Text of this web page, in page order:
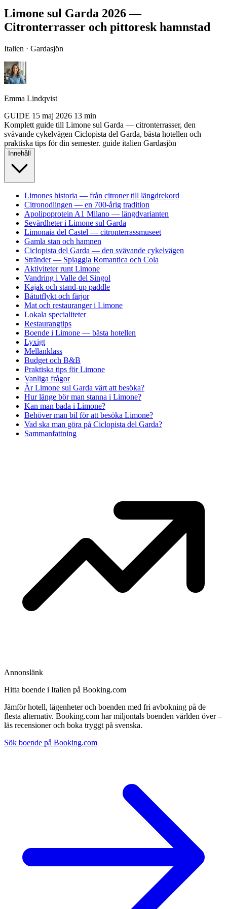
Limone sul Garda 2026 —
Citronterrasser och pittoresk hamnstad
Italien · Gardasjön
Emma Lindqvist
GUIDE 15 maj 2026 13 min
Komplett guide till Limone sul Garda — citronterrasser, den
svävande cykelvägen Ciclopista del Garda, bästa hotellen och
praktiska tips för din semester. guide italien Gardasjön
Innehåll
Limones historia — från citroner till längdrekord
Citronodlingen — en 700-årig tradition
Apolipoprotein A1 Milano — längdvarianten
Sevärdheter i Limone sul Garda
Limonaia del Castel — citronterrassmuseet
Gamla stan och hamnen
Ciclopista del Garda — den svävande cykelvägen
Stränder — Spiaggia Romantica och Cola
Aktiviteter runt Limone
Vandring i Valle del Singol
Kajak och stand-up paddle
Båtutflykt och färjor
Mat och restauranger i Limone
Lokala specialiteter
Restaurangtips
Boende i Limone — bästa hotellen
Lyxigt
Mellanklass
Budget och B&B
Praktiska tips för Limone
Vanliga frågor
Är Limone sul Garda värt att besöka?
Hur länge bör man stanna i Limone?
Kan man bada i Limone?
Behöver man bil för att besöka Limone?
Vad ska man göra på Ciclopista del Garda?
Sammanfattning
Annonslänk
Hitta boende i Italien på Booking.com
Jämför hotell, lägenheter och boenden med fri avbokning på de
flesta alternativ. Booking.com har miljontals boenden världen över –
läs recensioner och boka tryggt på svenska.
Sök boende på Booking.com